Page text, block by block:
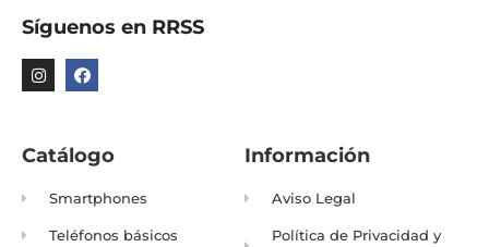
Síguenos en RRSS
Catálogo
Smartphones
Teléfonos básicos
Información
Aviso Legal
Política de Privacidad y